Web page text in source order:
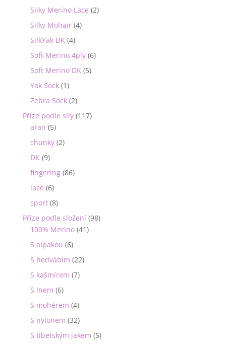
Silky Merino Lace (2)
Silky Mohair (4)
SilkYak DK (4)
Soft Merino 4ply (6)
Soft Merino DK (5)
Yak Sock (1)
Zebra Sock (2)
Příze podle síly (117)
aran (5)
chunky (2)
DK (9)
fingering (86)
lace (6)
sport (8)
Příze podle složení (98)
100% Merino (41)
S alpakou (6)
S hedvábím (22)
S kašmírem (7)
S lnem (6)
S mohérem (4)
S nylonem (32)
S tibetským jakem (5)